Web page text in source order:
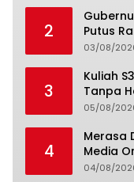
2
Putus
03/08/
3
Kuliah
Tanpa
05/08/
4
Merasa
Media
04/08/